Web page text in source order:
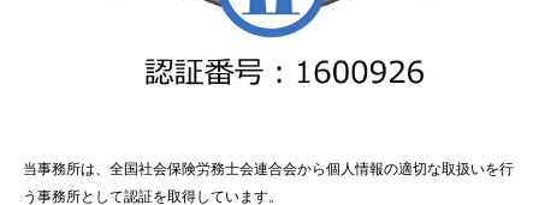
当事務所は、全国社会保険労務士会連合会から個人情報の適切な取扱いを行
う事務所として認証を取得しています。